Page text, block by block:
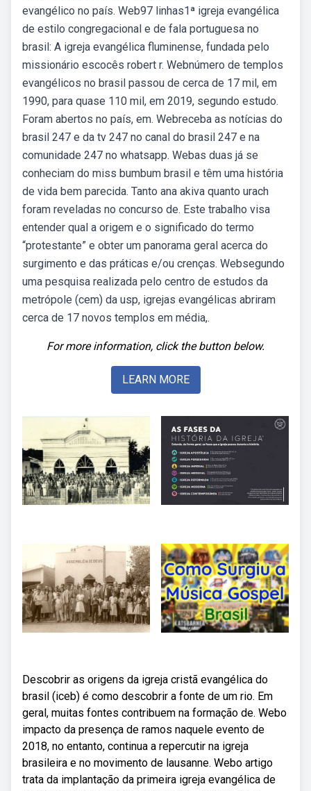
evangélico no país. Web97 linhas1ª igreja evangélica
de estilo congregacional e de fala portuguesa no
brasil: A igreja evangélica fluminense, fundada pelo
missionário escocês robert r. Webnúmero de templos
evangélicos no brasil passou de cerca de 17 mil, em
1990, para quase 110 mil, em 2019, segundo estudo.
Foram abertos no país, em. Webreceba as notícias do
brasil 247 e da tv 247 no canal do brasil 247 e na
comunidade 247 no whatsapp. Webas duas já se
conheciam do miss bumbum brasil e têm uma história
de vida bem parecida. Tanto ana akiva quanto urach
foram reveladas no concurso de. Este trabalho visa
entender qual a origem e o significado do termo
“protestante” e obter um panorama geral acerca do
surgimento e das práticas e/ou crenças. Websegundo
uma pesquisa realizada pelo centro de estudos da
metrópole (cem) da usp, igrejas evangélicas abriram
cerca de 17 novos templos em média,.
For more information, click the button below.
LEARN MORE
Descobrir as origens da igreja cristã evangélica do
brasil (iceb) é como descobrir a fonte de um rio. Em
geral, muitas fontes contribuem na formação de. Webo
impacto da presença de ramos naquele evento de
2018, no entanto, continua a repercutir na igreja
brasileira e no movimento de lausanne. Webo artigo
trata da implantação da primeira igreja evangélica de